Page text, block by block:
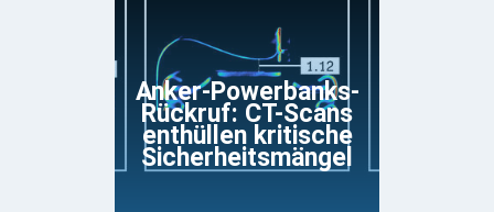
Anker-Powerbanks-
Rückruf: CT-Scans
enthüllen kritische
Sicherheitsmängel